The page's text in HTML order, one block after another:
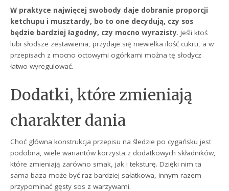
W praktyce najwięcej swobody daje dobranie proporcji
ketchupu i musztardy, bo to one decydują, czy sos
będzie bardziej łagodny, czy mocno wyrazisty. Jeśli ktoś
lubi słodsze zestawienia, przydaje się niewielka ilość cukru, a w
przepisach z mocno octowymi ogórkami można tę słodycz
łatwo wyregulować.
Dodatki, które zmieniają
charakter dania
Choć główna konstrukcja przepisu na śledzie po cygańsku jest
podobna, wiele wariantów korzysta z dodatkowych składników,
które zmieniają zarówno smak, jak i teksturę. Dzięki nim ta
sama baza może być raz bardziej sałatkowa, innym razem
przypominać gęsty sos z warzywami.